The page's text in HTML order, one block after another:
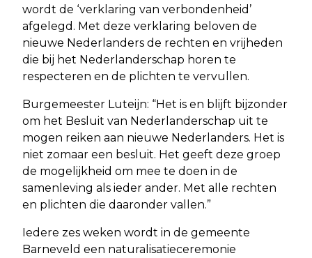
wordt de ‘verklaring van verbondenheid’
afgelegd. Met deze verklaring beloven de
nieuwe Nederlanders de rechten en vrijheden
die bij het Nederlanderschap horen te
respecteren en de plichten te vervullen.
Burgemeester Luteijn: “Het is en blijft bijzonder
om het Besluit van Nederlanderschap uit te
mogen reiken aan nieuwe Nederlanders. Het is
niet zomaar een besluit. Het geeft deze groep
de mogelijkheid om mee te doen in de
samenleving als ieder ander. Met alle rechten
en plichten die daaronder vallen.”
Iedere zes weken wordt in de gemeente
Barneveld een naturalisatieceremonie